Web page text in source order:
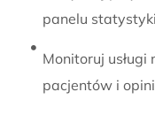
panelu
Monitoruj
pacjentów i